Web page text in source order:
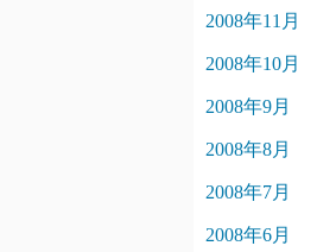
2008年11月
2008年10月
2008年9月
2008年8月
2008年7月
2008年6月